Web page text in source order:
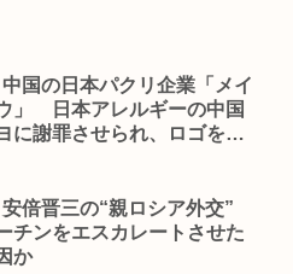
」 日本アレルギーの中国
に謝罪させられ、ロゴを変
安倍晋三の“親ロシア外交”
チンをエスカレートさせた
か